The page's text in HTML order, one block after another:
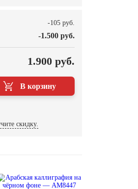
-105 руб.
-1.500 руб.
1.900 руб.
В корзину
скидку.